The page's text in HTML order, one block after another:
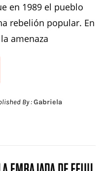
en 1989 el pueblo
rebelión popular. En
amenaza
By :Gabriela